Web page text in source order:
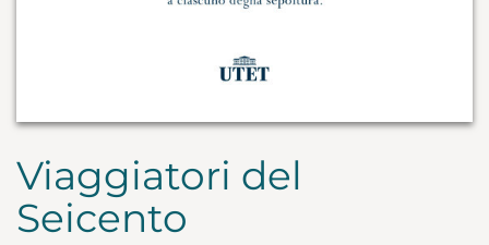
Viaggiatori del
Seicento